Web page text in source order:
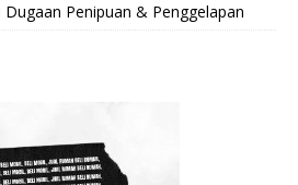
Dugaan Penipuan & Penggelapan